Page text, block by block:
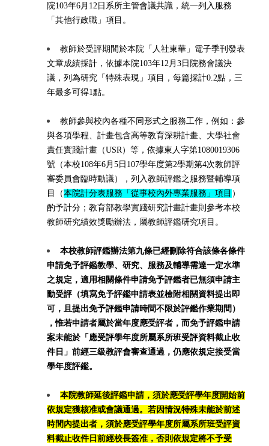
院103年6月12日系所主管會議共識，統一列入服務
「其他行政職」項目。
教師於受評期間於本院「人社東華」電子季刊發表
文章成績採計，依據本院103年12月3日院務會議決
議，列為研究「特殊表現」項目，每篇採計0.2點，三
年最多可得1點。
教師參與校內各種不同形式之服務工作，例如：參
與各項學程、計畫包含高等教育深耕計畫、大學社會
責任實踐計畫（USR）等，依據東人字第1080019306
號（本校108年6月5日107學年度第2學期第4次教師評
審委員會臨時動議），列入教師評鑑之服務暨輔導項
目（本院計分表服務「從事校內外專業服務」項目 ）
酌予計分；教育部教學實踐研究計畫計畫則參考本校
教師研究績效獎勵辦法，屬教師評鑑研究項目。
本校教師評鑑辦法第九條已經刪除符合該條各條件
申請免予評鑑教學、研究、服務及輔導需達一定水準
之規定，適用相關條件申請免予評鑑者已無須申請主
動受評（填寫免予評鑑申請表並檢附相關資料提出即
可，且提出免予評鑑申請時間不限於評鑑作業期間）
，惟若申請者屬於當年度應受評者，而免予評鑑申請
案未能於「應受評學年度所屬系所班受評資料截止收
件日」前經三級教評會審查通過，仍應依規定接受當
學年度評鑑。
本院教師延後評鑑申請，須於應受評學年度開始前
依規定獲核准或會議通過。若因情況特殊未能於前述
時間內提出者，須於應受評學年度所屬系所班受評資
料截止收件日前經校長簽准，否則依規定將不予受